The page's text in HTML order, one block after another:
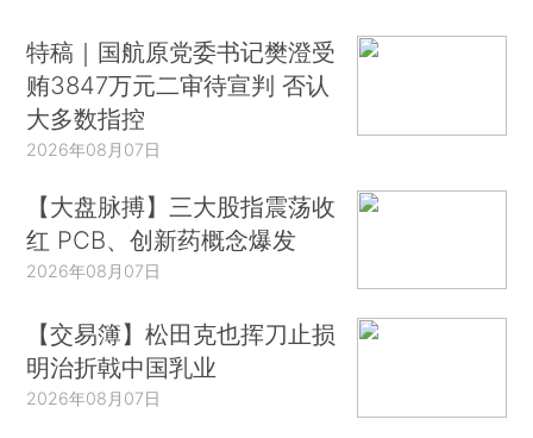
特稿｜国航原党委书记樊澄受
贿3847万元二审待宣判 否认
大多数指控
2026年08月07日
【大盘脉搏】三大股指震荡收
红 PCB、创新药概念爆发
2026年08月07日
【交易簿】松田克也挥刀止损
明治折戟中国乳业
2026年08月07日